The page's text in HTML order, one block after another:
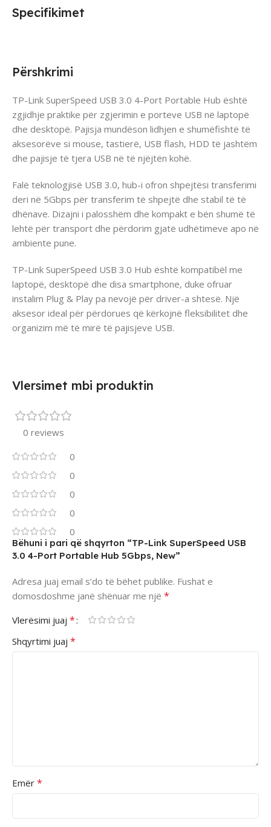
Përshkrimi
TP-Link SuperSpeed USB 3.0 4-Port Portable Hub është
zgjidhje praktike për zgjerimin e porteve USB në laptopë
dhe desktopë. Pajisja mundëson lidhjen e shumëfishtë të
aksesorëve si mouse, tastierë, USB flash, HDD të jashtëm
dhe pajisje të tjera USB në të njëjtën kohë.
Falë teknologjisë USB 3.0, hub-i ofron shpejtësi transferimi
deri në 5Gbps për transferim të shpejtë dhe stabil të të
dhënave. Dizajni i palosshëm dhe kompakt e bën shumë të
lehtë për transport dhe përdorim gjatë udhëtimeve apo në
ambiente pune.
TP-Link SuperSpeed USB 3.0 Hub është kompatibël me
laptopë, desktopë dhe disa smartphone, duke ofruar
instalim Plug & Play pa nevojë për driver-a shtesë. Një
aksesor ideal për përdorues që kërkojnë fleksibilitet dhe
organizim më të mirë të pajisjeve USB.
Specifikimet
Vlersimet mbi produktin
0 reviews
0
0
0
0
0
Bëhuni i pari që shqyrton “TP-Link SuperSpeed USB
3.0 4-Port Portable Hub 5Gbps, New”
Adresa juaj email s’do të bëhet publike. Fushat e
domosdoshme janë shënuar me një *
Vlerësimi juaj *
Shqyrtimi juaj *
Emër *